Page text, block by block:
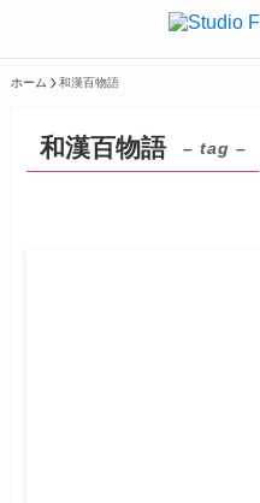
ホーム 和漢百物語
和漢百物語 – tag –